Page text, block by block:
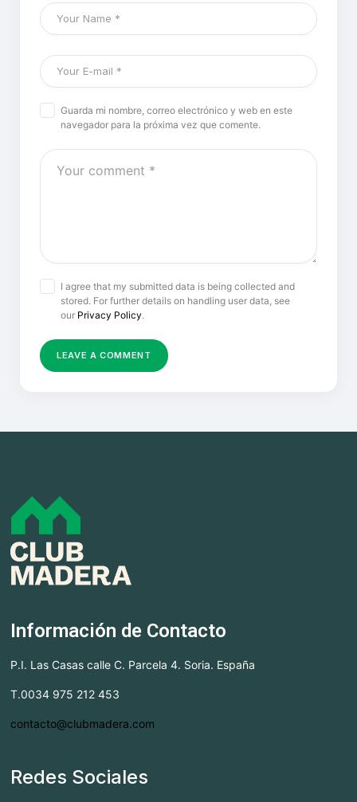
Guarda mi nombre, correo electrónico y web en este
navegador para la próxima vez que comente.
I agree that my submitted data is being collected and
stored. For further details on handling user data, see
our Privacy Policy.
Información de Contacto
P.I. Las Casas calle C. Parcela 4. Soria. España
T.0034 975 212 453
contacto@clubmadera.com
Redes Sociales